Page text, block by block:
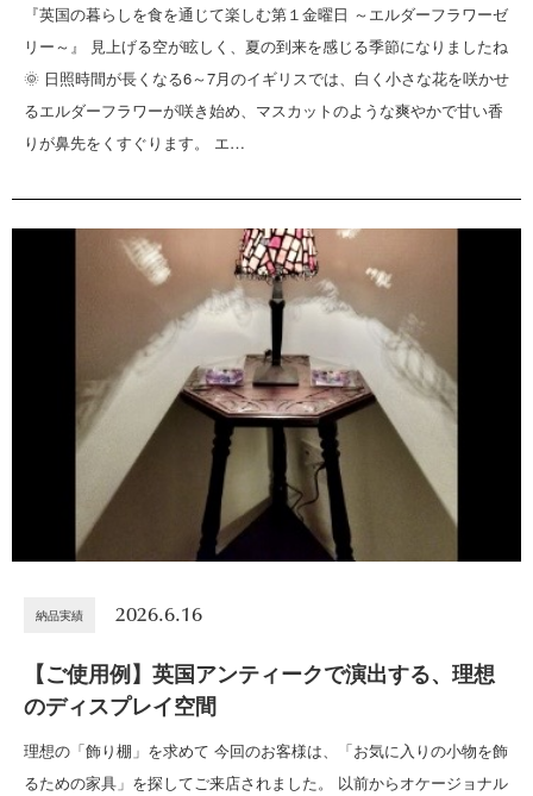
『英国の暮らしを食を通じて楽しむ第１金曜日 ～エルダーフラワーゼ
リー～』 見上げる空が眩しく、夏の到来を感じる季節になりましたね
🌞 日照時間が長くなる6～7月のイギリスでは、白く小さな花を咲かせ
るエルダーフラワーが咲き始め、マスカットのような爽やかで甘い香
りが鼻先をくすぐります。 エ…
納品実績 2026.6.16
【ご使用例】英国アンティークで演出する、理想
のディスプレイ空間
理想の「飾り棚」を求めて 今回のお客様は、「お気に入りの小物を飾
るための家具」を探してご来店されました。 以前からオケージョナル